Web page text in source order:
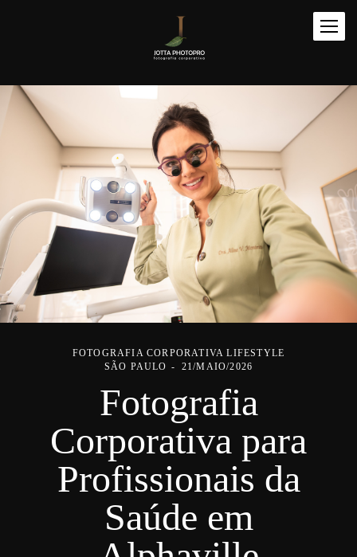
FOTOGRAFIA CORPORATIVA LIFESTYLE
SÃO PAULO
21/MAIO/2026
Fotografia
Corporativa para
Profissionais da
Saúde em